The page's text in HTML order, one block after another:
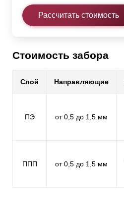
Рассчитать стоимость
Стоимость забора
Слой Направляющие
ПЭ от 0,5 до 1,5 мм
ППП от 0,5 до 1,5 мм